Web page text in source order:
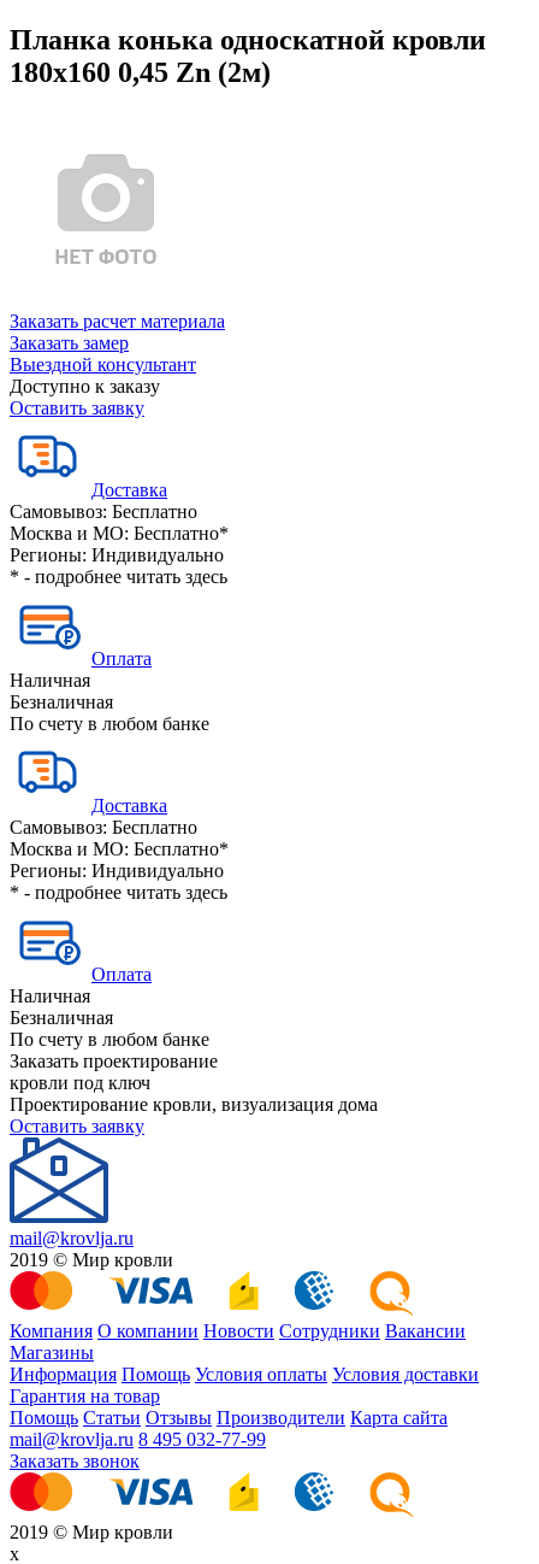
Планка конька односкатной кровли
180x160 0,45 Zn (2м)
Заказать расчет материала
Заказать замер
Выездной консультант
Доступно к заказу
Оставить заявку
Доставка
Самовывоз: Бесплатно
Москва и МО: Бесплатно*
Регионы: Индивидуально
* - подробнее читать здесь
Оплата
Наличная
Безналичная
По счету в любом банке
Доставка
Самовывоз: Бесплатно
Москва и МО: Бесплатно*
Регионы: Индивидуально
* - подробнее читать здесь
Оплата
Наличная
Безналичная
По счету в любом банке
Заказать проектирование
кровли под ключ
Проектирование кровли, визуализация дома
Оставить заявку
mail@krovlja.ru
2019 © Мир кровли
Компания О компании Новости Сотрудники Вакансии
Магазины
Информация Помощь Условия оплаты Условия доставки
Гарантия на товар
Помощь Статьи Отзывы Производители Карта сайта
mail@krovlja.ru 8 495 032-77-99
Заказать звонок
2019 © Мир кровли
x